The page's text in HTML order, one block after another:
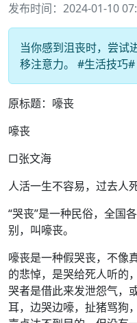
发布时间：2024-01-10
当你感到沮丧时，尝试
移注意力。 #生活技巧
原标题：嚎丧
嚎丧
□张文海
人活一生不容易，过去人
“哭丧”是一种民俗，全国
别，叫嚎丧。
嚎丧是一种假哭丧，不像
的悲悼，是哭给死人听的
哭者是借此来发泄怨气，
耳，边哭边嚎，扯猪骂狗